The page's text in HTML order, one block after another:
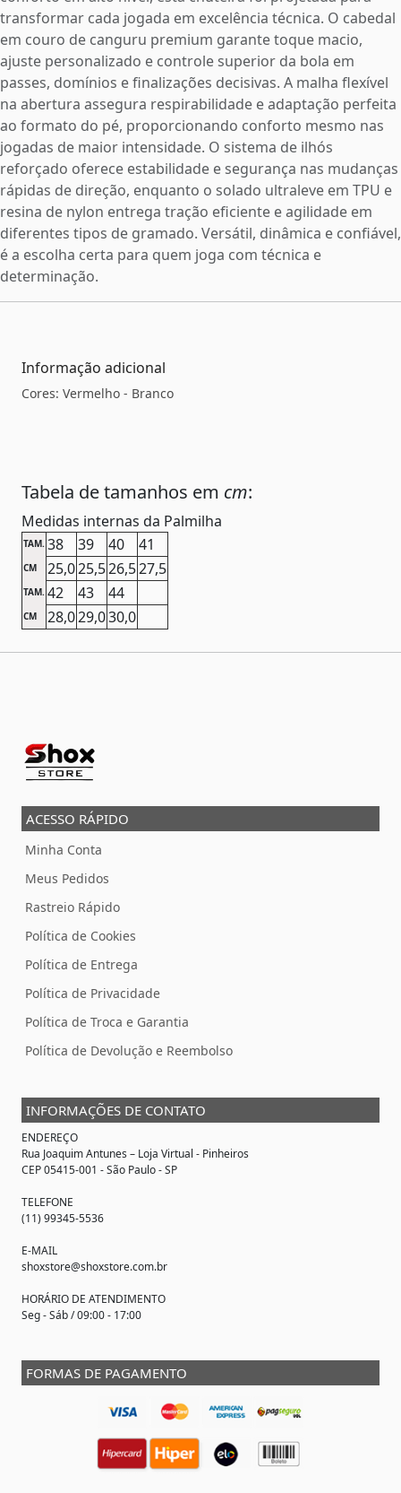
transformar cada jogada em excelência técnica. O cabedal
em couro de canguru premium garante toque macio,
ajuste personalizado e controle superior da bola em
passes, domínios e finalizações decisivas. A malha flexível
na abertura assegura respirabilidade e adaptação perfeita
ao formato do pé, proporcionando conforto mesmo nas
jogadas de maior intensidade. O sistema de ilhós
reforçado oferece estabilidade e segurança nas mudanças
rápidas de direção, enquanto o solado ultraleve em TPU e
resina de nylon entrega tração eficiente e agilidade em
diferentes tipos de gramado. Versátil, dinâmica e confiável,
é a escolha certa para quem joga com técnica e
determinação.
Informação adicional
Cores: Vermelho - Branco
Tabela de tamanhos em cm:
Medidas internas da Palmilha
TAM. 38 39 40 41
CM 25,025,526,527,5
TAM. 42 43 44
CM 28,029,030,0
ACESSO RÁPIDO
Minha Conta
Meus Pedidos
Rastreio Rápido
Política de Cookies
Política de Entrega
Política de Privacidade
Política de Troca e Garantia
Política de Devolução e Reembolso
INFORMAÇÕES DE CONTATO
ENDEREÇO
Rua Joaquim Antunes – Loja Virtual - Pinheiros
CEP 05415-001 - São Paulo - SP
TELEFONE
(11) 99345-5536
E-MAIL
shoxstore@shoxstore.com.br
HORÁRIO DE ATENDIMENTO
Seg - Sáb / 09:00 - 17:00
FORMAS DE PAGAMENTO